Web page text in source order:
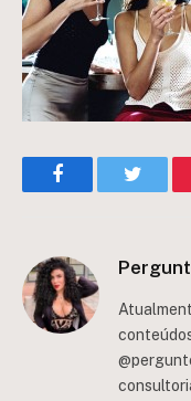
FacebookTwitter